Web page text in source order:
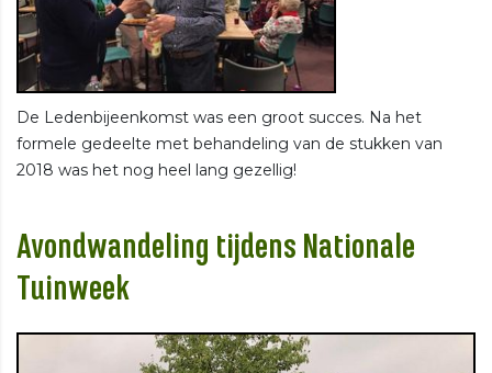
De Ledenbijeenkomst was een groot succes. Na het
formele gedeelte met behandeling van de stukken van
2018 was het nog heel lang gezellig!
Avondwandeling tijdens Nationale
Tuinweek